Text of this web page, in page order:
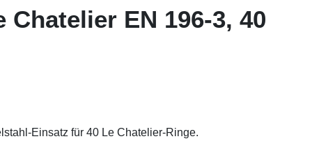
Chatelier EN 196-3, 40
Einsatz für 40 Le Chatelier-Ringe.